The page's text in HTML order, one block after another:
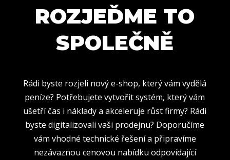
ROZJEĎME TO
SPOLEČNĚ
Rádi byste rozjeli nový e-shop, který vám vydělá
peníze? Potřebujete vytvořit systém, který vám
ušetří čas i náklady a akceleruje růst firmy? Rádi
byste digitalizovali vaši prodejnu? Doporučíme
vám vhodné technické řešení a připravíme
nezávaznou cenovou nabídku odpovídající